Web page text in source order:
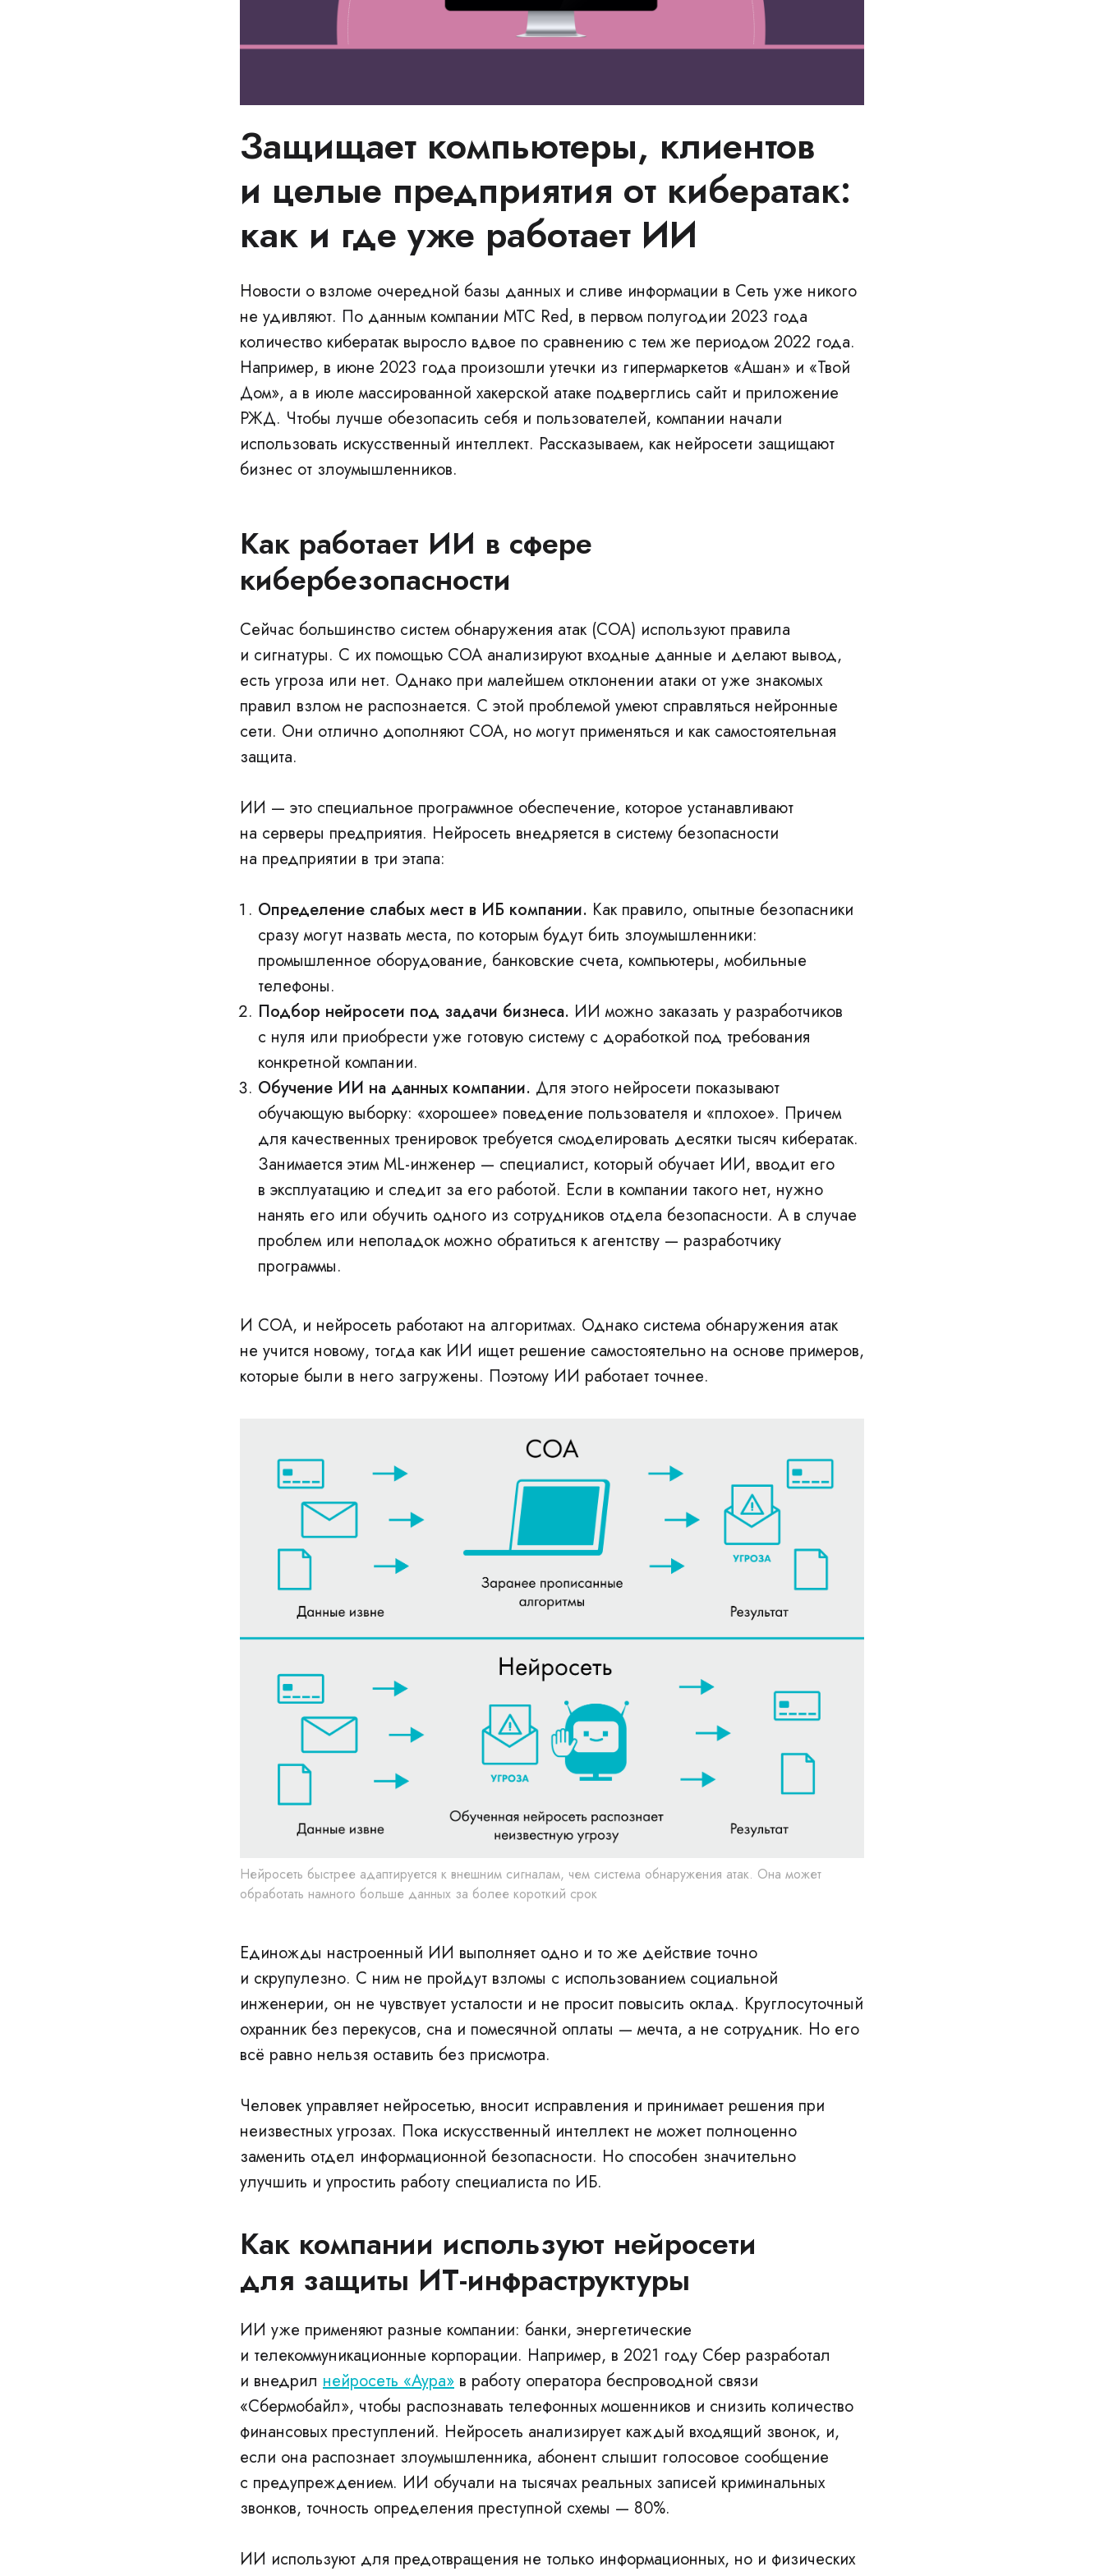
Защищает компьютеры, клиентов
и целые предприятия от кибератак:
как и где уже работает ИИ
Новости о взломе очередной базы данных и сливе информации в Сеть уже никого
не удивляют. По данным компании МТС Red, в первом полугодии 2023 года
количество кибератак выросло вдвое по сравнению с тем же периодом 2022 года.
Например, в июне 2023 года произошли утечки из гипермаркетов «Ашан» и «Твой
Дом», а в июле массированной хакерской атаке подверглись сайт и приложение
РЖД. Чтобы лучше обезопасить себя и пользователей, компании начали
использовать искусственный интеллект. Рассказываем, как нейросети защищают
бизнес от злоумышленников.
Как работает ИИ в сфере
кибербезопасности
Сейчас большинство систем обнаружения атак (СОА) используют правила
и сигнатуры. С их помощью СОА анализируют входные данные и делают вывод,
есть угроза или нет. Однако при малейшем отклонении атаки от уже знакомых
правил взлом не распознается. С этой проблемой умеют справляться нейронные
сети. Они отлично дополняют СОА, но могут применяться и как самостоятельная
защита.
ИИ — это специальное программное обеспечение, которое устанавливают
на серверы предприятия. Нейросеть внедряется в систему безопасности
на предприятии в три этапа:
Определение слабых мест в ИБ компании. Как правило, опытные безопасники
сразу могут назвать места, по которым будут бить злоумышленники:
промышленное оборудование, банковские счета, компьютеры, мобильные
телефоны.
Подбор нейросети под задачи бизнеса. ИИ можно заказать у разработчиков
с нуля или приобрести уже готовую систему с доработкой под требования
конкретной компании.
Обучение ИИ на данных компании. Для этого нейросети показывают
обучающую выборку: «хорошее» поведение пользователя и «плохое». Причем
для качественных тренировок требуется смоделировать десятки тысяч кибератак.
Занимается этим ML-инженер — специалист, который обучает ИИ, вводит его
в эксплуатацию и следит за его работой. Если в компании такого нет, нужно
нанять его или обучить одного из сотрудников отдела безопасности. А в случае
проблем или неполадок можно обратиться к агентству — разработчику
программы.
И СОА, и нейросеть работают на алгоритмах. Однако система обнаружения атак
не учится новому, тогда как ИИ ищет решение самостоятельно на основе примеров,
которые были в него загружены. Поэтому ИИ работает точнее.
Нейросеть быстрее адаптируется к внешним сигналам, чем система обнаружения атак. Она может
обработать намного больше данных за более короткий срок
Единожды настроенный ИИ выполняет одно и то же действие точно
и скрупулезно. С ним не пройдут взломы с использованием социальной
инженерии, он не чувствует усталости и не просит повысить оклад. Круглосуточный
охранник без перекусов, сна и помесячной оплаты — мечта, а не сотрудник. Но его
всё равно нельзя оставить без присмотра.
Человек управляет нейросетью, вносит исправления и принимает решения при
неизвестных угрозах. Пока искусственный интеллект не может полноценно
заменить отдел информационной безопасности. Но способен значительно
улучшить и упростить работу специалиста по ИБ.
Как компании используют нейросети
для защиты ИТ-инфраструктуры
ИИ уже применяют разные компании: банки, энергетические
и телекоммуникационные корпорации. Например, в 2021 году Сбер разработал
и внедрил нейросеть «Аура» в работу оператора беспроводной связи
«Сбермобайл», чтобы распознавать телефонных мошенников и снизить количество
финансовых преступлений. Нейросеть анализирует каждый входящий звонок, и,
если она распознает злоумышленника, абонент слышит голосовое сообщение
с предупреждением. ИИ обучали на тысячах реальных записей криминальных
звонков, точность определения преступной схемы — 80%.
ИИ используют для предотвращения не только информационных, но и физических